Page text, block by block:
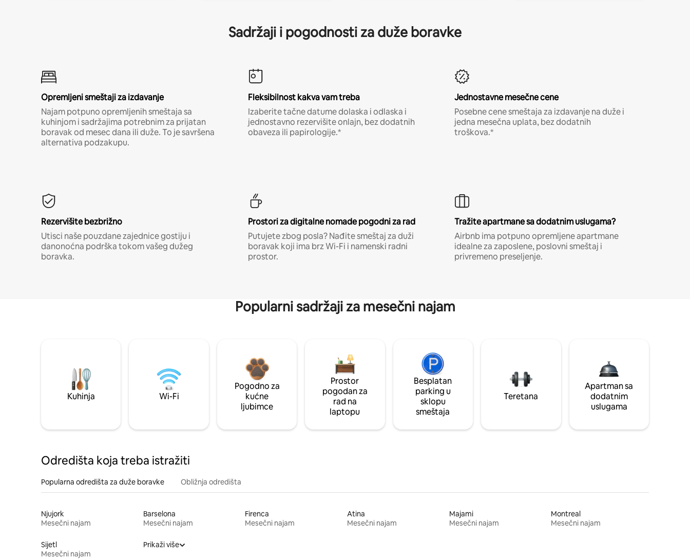
Sadržaji i pogodnosti za duže boravke
Opremljeni smeštaji za izdavanje
Najam potpuno opremljenih smeštaja sa
kuhinjom i sadržajima potrebnim za prijatan
boravak od mesec dana ili duže. To je savršena
alternativa podzakupu.
Fleksibilnost kakva vam treba
Izaberite tačne datume dolaska i odlaska i
jednostavno rezervišite onlajn, bez dodatnih
obaveza ili papirologije.*
Jednostavne mesečne cene
Posebne cene smeštaja za izdavanje na duže i
jedna mesečna uplata, bez dodatnih
troškova.*
Rezervišite bezbrižno
Utisci naše pouzdane zajednice gostiju i
danonoćna podrška tokom vašeg dužeg
boravka.
Prostori za digitalne nomade pogodni za rad
Putujete zbog posla? Nađite smeštaj za duži
boravak koji ima brz Wi-Fi i namenski radni
prostor.
Tražite apartmane sa dodatnim uslugama?
Airbnb ima potpuno opremljene apartmane
idealne za zaposlene, poslovni smeštaj i
privremeno preseljenje.
Popularni sadržaji za mesečni najam
Kuhinja Wi-Fi
Pogodno za
kućne
ljubimce
Prostor
pogodan za
rad na
laptopu
Besplatan
parking u
sklopu
smeštaja
Teretana
Apartman sa
dodatnim
uslugama
Odredišta koja treba istražiti
Popularna odredišta za duže boravke Obližnja odredišta
Njujork
Mesečni najam
Barselona
Mesečni najam
Firenca
Mesečni najam
Atina
Mesečni najam
Majami
Mesečni najam
Montreal
Mesečni najam
Sijetl
Mesečni najam
Prikaži više